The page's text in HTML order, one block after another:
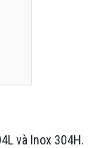
và Inox 304H.